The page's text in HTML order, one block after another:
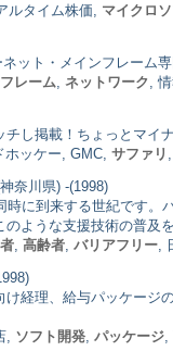
ルタイム株価, マイクロ
ット・メインフレーム
レーム ネットワーク ,
し掲載！ちょっとマ
ッケー, GMC, サファリ
奈川県) -(1998)
に到来する世紀です
ような支援技術の普及
高齢者 バリアフリー ,
経理、給与パッケー
, ソフト開発 パッケージ